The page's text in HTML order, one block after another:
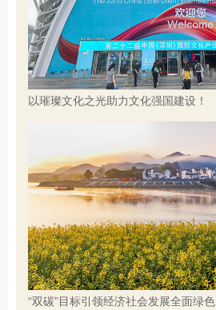
以璀璨文化之光助力文化强国建设！
“双碳”目标引领经济社会发展全面绿色